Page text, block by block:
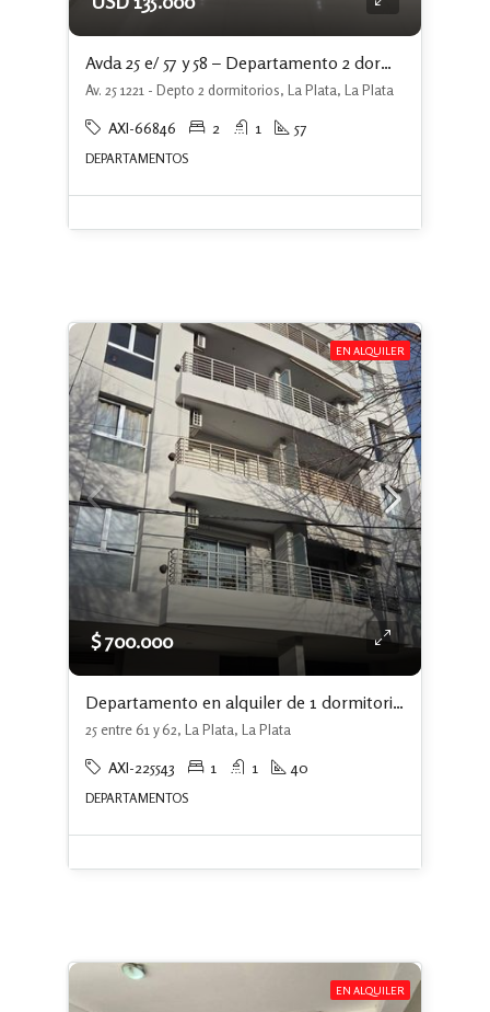
Avda 25 e/ 57 y 58 – Departamento 2 dormitorios c/ cochera
Av. 25 1221 - Depto 2 dormitorios, La Plata, La Plata
AXI-66846 2 1 57
DEPARTAMENTOS
EN ALQUILER
$ 700.000
Departamento en alquiler de 1 dormitorio en La Plata
25 entre 61 y 62, La Plata, La Plata
AXI-225543 1 1 40
DEPARTAMENTOS
EN ALQUILER